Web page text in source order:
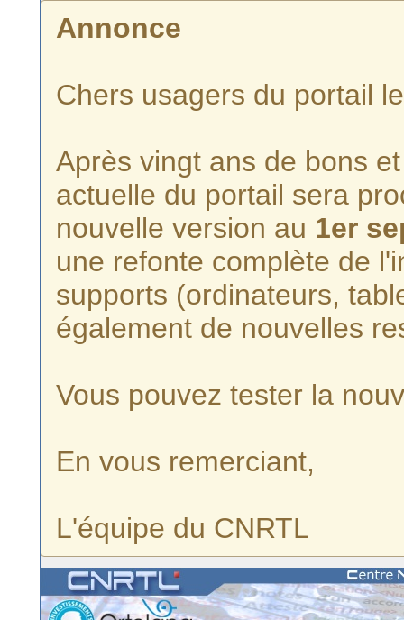
Annonce
Chers usagers du portail
Après vingt ans de bons
actuelle du portail sera
nouvelle version au 1er
une refonte complète de
supports (ordinateurs,
également de nouvelles
Vous pouvez tester la
En vous remerciant,
L'équipe du CNRTL